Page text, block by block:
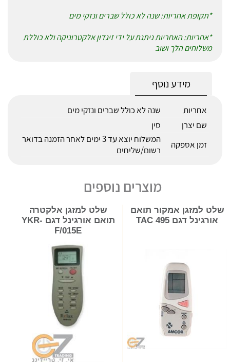
*תקופת אחריות: שנה לא כולל שברים ונזקי מים
*אחריות: האחריות ניתנת על ידי זיגדון אלקטרוניקה ולא כוללת
משלוחים הלך ושוב
מידע נוסף
אחריות
שנה לא כולל שברים ונזקי מים
שם יצרן
סין
זמן אספקה
המשלוח יוצא עד 3 ימים לאחר הזמנה בדואר
רשום/שליחים
מוצרים נוספים
שלט למזגן אמקור תואם
אורגינל דגם TAC 495
שלט למזגן אלקטרה
תואם אורגינל דגם YKR-
F/015E